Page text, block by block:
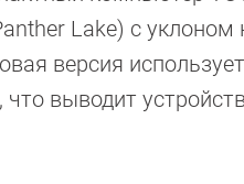
Lake) с
версия
выводит